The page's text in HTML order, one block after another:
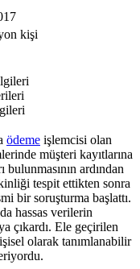
kişi
ödeme işlemcisi olan
müşteri kayıtlarına
ardından
tespit ettikten sonra
bir soruşturma başlattı.
hassas verilerin
çıkardı. Ele geçirilen
olarak tanımlanabilir